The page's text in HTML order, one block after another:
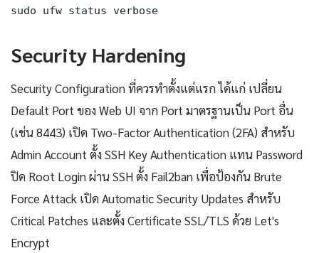
sudo ufw status verbose
Security Hardening
Security Configuration ที่ควรทำตั้งแต่แรก ได้แก่ เปลี่ยน
Default Port ของ Web UI จาก Port มาตรฐานเป็น Port อื่น
(เช่น 8443) เปิด Two-Factor Authentication (2FA) สำหรับ
Admin Account ตั้ง SSH Key Authentication แทน Password
ปิด Root Login ผ่าน SSH ตั้ง Fail2ban เพื่อป้องกัน Brute
Force Attack เปิด Automatic Security Updates สำหรับ
Critical Patches และตั้ง Certificate SSL/TLS ด้วย Let's
Encrypt